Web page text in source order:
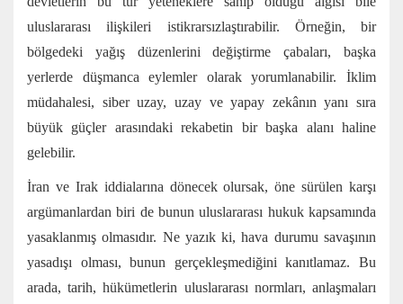
uluslararası ilişkileri istikrarsızlaştırabilir. Örneğin, bir
bölgedeki yağış düzenlerini değiştirme çabaları, başka
yerlerde düşmanca eylemler olarak yorumlanabilir. İklim
müdahalesi, siber uzay, uzay ve yapay zekânın yanı sıra
büyük güçler arasındaki rekabetin bir başka alanı haline
gelebilir.
İran ve Irak iddialarına dönecek olursak, öne sürülen karşı
argümanlardan biri de bunun uluslararası hukuk kapsamında
yasaklanmış olmasıdır. Ne yazık ki, hava durumu savaşının
yasadışı olması, bunun gerçekleşmediğini kanıtlamaz. Bu
arada, tarih, hükümetlerin uluslararası normları, anlaşmaları